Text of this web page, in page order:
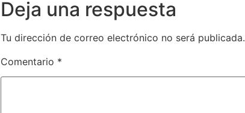
Deja una respuesta
Tu dirección de correo electrónico no será publicada.
Comentario *